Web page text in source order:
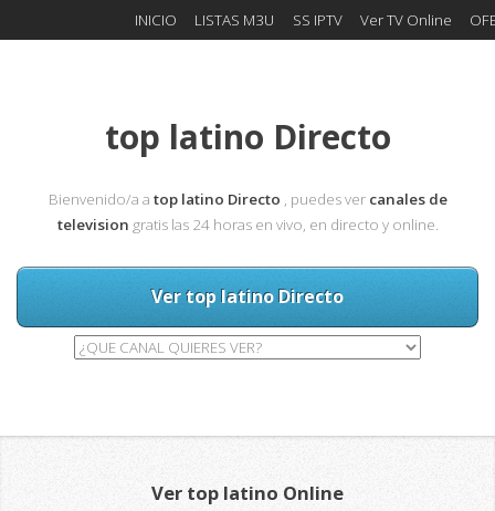
INICIO LISTAS M3U SS IPTV Ver TV Online
top latino Directo
Bienvenido/a a top latino Directo , puedes ver canales de
television gratis las 24 horas en vivo, en directo y online.
Ver top latino Directo
Ver top latino Online